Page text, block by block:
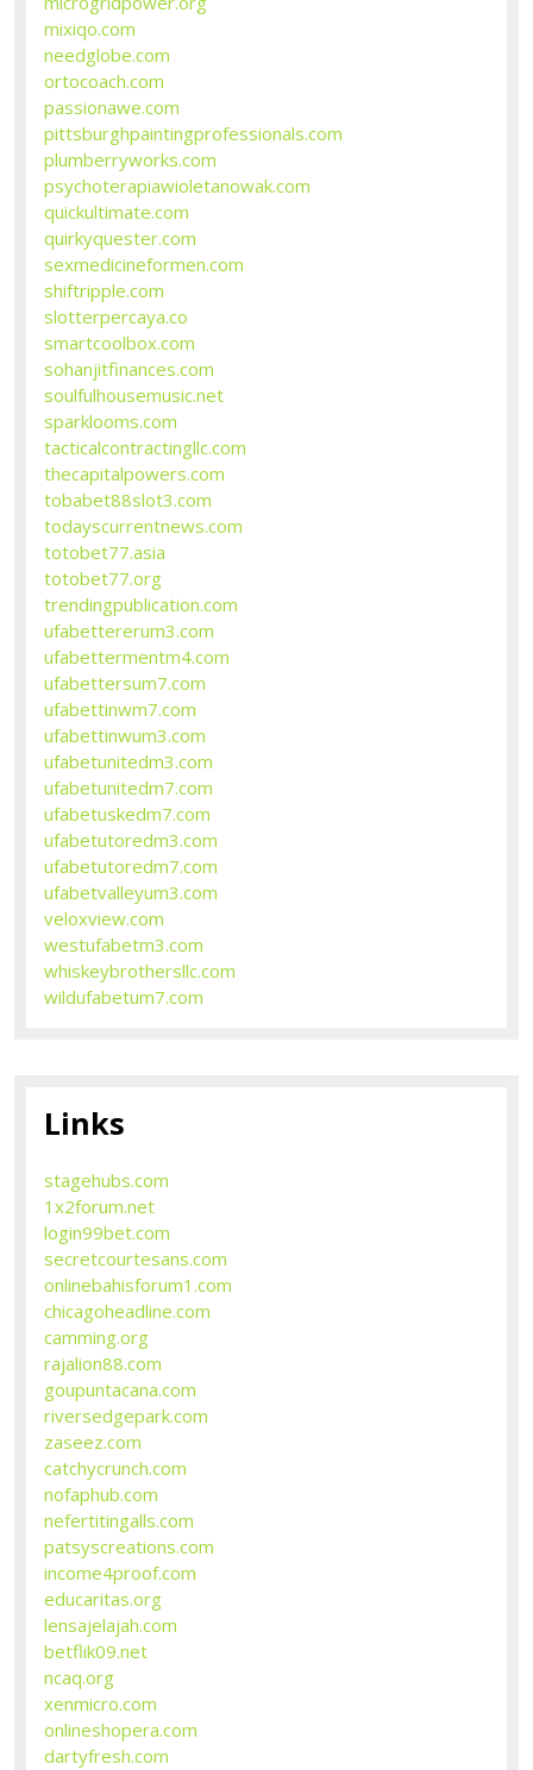
mixiqo.com
needglobe.com
ortocoach.com
passionawe.com
pittsburghpaintingprofessionals.com
plumberryworks.com
psychoterapiawioletanowak.com
quickultimate.com
quirkyquester.com
sexmedicineformen.com
shiftripple.com
slotterpercaya.co
smartcoolbox.com
sohanjitfinances.com
soulfulhousemusic.net
sparklooms.com
tacticalcontractingllc.com
thecapitalpowers.com
tobabet88slot3.com
todayscurrentnews.com
totobet77.asia
totobet77.org
trendingpublication.com
ufabettererum3.com
ufabettermentm4.com
ufabettersum7.com
ufabettinwm7.com
ufabettinwum3.com
ufabetunitedm3.com
ufabetunitedm7.com
ufabetuskedm7.com
ufabetutoredm3.com
ufabetutoredm7.com
ufabetvalleyum3.com
veloxview.com
westufabetm3.com
whiskeybrothersllc.com
wildufabetum7.com
Links
stagehubs.com
1x2forum.net
login99bet.com
secretcourtesans.com
onlinebahisforum1.com
chicagoheadline.com
camming.org
rajalion88.com
goupuntacana.com
riversedgepark.com
zaseez.com
catchycrunch.com
nofaphub.com
nefertitingalls.com
patsyscreations.com
income4proof.com
educaritas.org
lensajelajah.com
betflik09.net
ncaq.org
xenmicro.com
onlineshopera.com
dartyfresh.com